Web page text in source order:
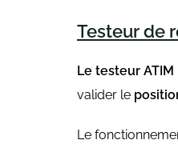
Testeur de
Le testeur ATIM
valider le
Le